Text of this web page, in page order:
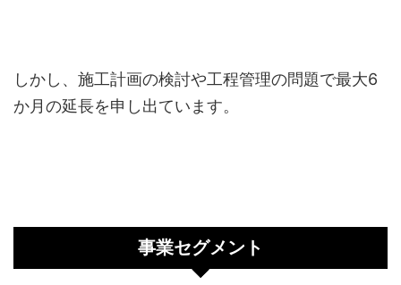
しかし、施工計画の検討や工程管理の問題で最大6
か月の延長を申し出ています。
事業セグメント